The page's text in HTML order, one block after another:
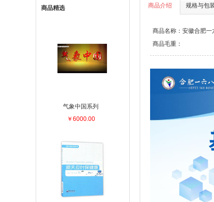
商品精选
气象中国系列
￥6000.00
商品介绍 规格与包
商品名称：安徽合肥一
商品毛重：